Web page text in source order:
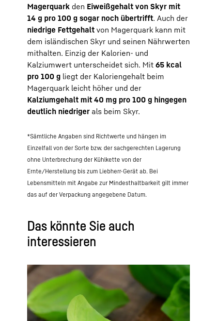
Magerquark den Eiweißgehalt von Skyr mit
14 g pro 100 g sogar noch übertrifft. Auch der
niedrige Fettgehalt von Magerquark kann mit
dem isländischen Skyr und seinen Nährwerten
mithalten. Einzig der Kalorien- und
Kalziumwert unterscheidet sich. Mit 65 kcal
pro 100 g liegt der Kaloriengehalt beim
Magerquark leicht höher und der
Kalziumgehalt mit 40 mg pro 100 g hingegen
deutlich niedriger als beim Skyr.
*Sämtliche Angaben sind Richtwerte und hängen im
Einzelfall von der Sorte bzw. der sachgerechten Lagerung
ohne Unterbrechung der Kühlkette von der
Ernte/Herstellung bis zum Liebherr-Gerät ab. Bei
Lebensmitteln mit Angabe zur Mindesthaltbarkeit gilt immer
das auf der Verpackung angegebene Datum.
Das könnte Sie auch
interessieren